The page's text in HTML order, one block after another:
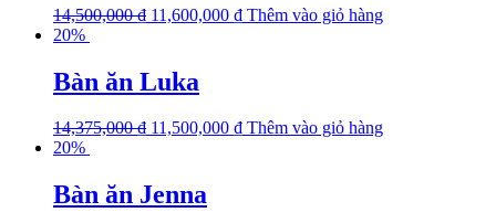
14,500,000₫ 11,600,000 ₫ Thêm vào giỏ hàng
20%
Bàn ăn Luka
14,375,000₫ 11,500,000 ₫ Thêm vào giỏ hàng
20%
Bàn ăn Jenna